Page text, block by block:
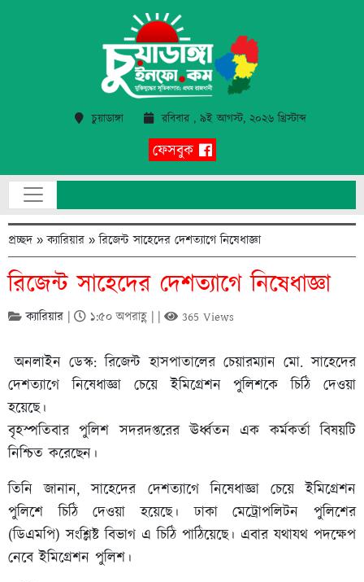
চুয়াডাঙ্গা রবিবার , ৯ই আগস্ট, ২০২৬ খ্রিস্টাব্দ
ফেসবুক
প্রচ্ছদ »ক্যারিয়ার »রিজেন্ট সাহেদের দেশত্যাগে নিষেধাজ্ঞা
রিজেন্ট সাহেদের দেশত্যাগে নিষেধাজ্ঞা
ক্যারিয়ার | ১:৫০ অপরাহ্ণ | | 365 Views
অনলাইন ডেস্ক: রিজেন্ট হাসপাতালের চেয়ারম্যান মো. সাহেদের
দেশত্যাগে নিষেধাজ্ঞা চেয়ে ইমিগ্রেশন পুলিশকে চিঠি দেওয়া
হয়েছে।
বৃহস্পতিবার পুলিশ সদরদপ্তরের ঊর্ধ্বতন এক কর্মকর্তা বিষয়টি
নিশ্চিত করেছেন।
তিনি জানান, সাহেদের দেশত্যাগে নিষেধাজ্ঞা চেয়ে ইমিগ্রেশন
পুলিশে চিঠি দেওয়া হয়েছে। ঢাকা মেট্রোপলিটন পুলিশের
(ডিএমপি) সংশ্লিষ্ট বিভাগ এ চিঠি পাঠিয়েছে। এবার যথাযথ পদক্ষেপ
নেবে ইমিগ্রেশন পুলিশ।